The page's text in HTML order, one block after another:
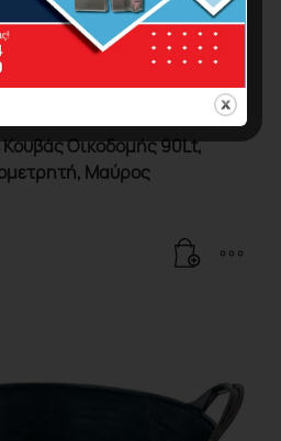
Κουβάς Οικοδομής 90Lt,
Μαύρος